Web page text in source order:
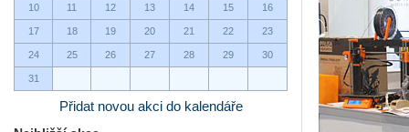
10 11 12 13 14 15 16
17 18 19 20 21 22 23
24 25 26 27 28 29 30
31
Přidat novou akci do kalendáře